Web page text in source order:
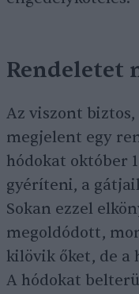
Rendeletet
Az viszont
megjelent egy
hódokat október
gyéríteni, a
Sokan ezzel
megoldódott,
kilövik őket, de a
A hódokat